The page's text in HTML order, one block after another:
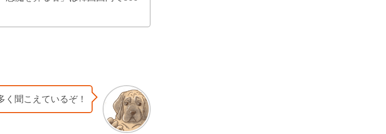
聞こえているぞ！